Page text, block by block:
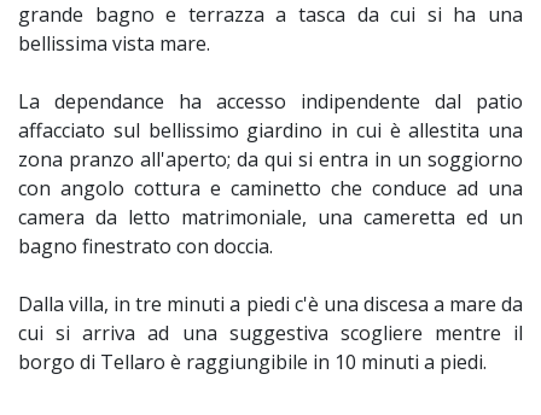
grande bagno e terrazza a tasca da cui si ha una
bellissima vista mare.
La dependance ha accesso indipendente dal patio
affacciato sul bellissimo giardino in cui è allestita una
zona pranzo all'aperto; da qui si entra in un soggiorno
con angolo cottura e caminetto che conduce ad una
camera da letto matrimoniale, una cameretta ed un
bagno finestrato con doccia.
Dalla villa, in tre minuti a piedi c'è una discesa a mare da
cui si arriva ad una suggestiva scogliere mentre il
borgo di Tellaro è raggiungibile in 10 minuti a piedi.